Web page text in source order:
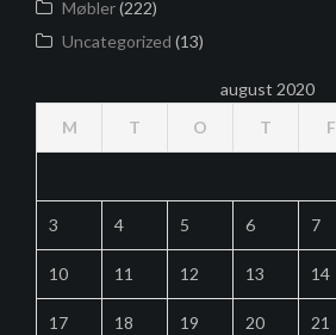
Møbler(222)
Uncategorized (13)
august 2020
M
T O T F
3 4 5 6 7
10 11 12 13 14
17 18 19 20 21